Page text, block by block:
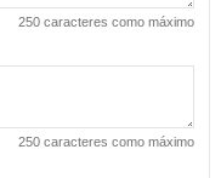
250 caracteres como máximo
250 caracteres como máximo